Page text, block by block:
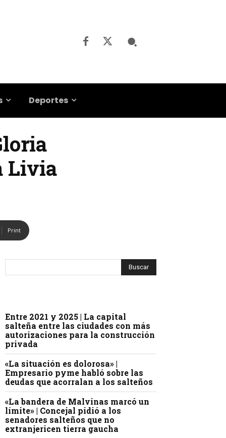
Deportes
Livia
Print
Entre 2021 y 2025 | La capital
salteña entre las ciudades con más
autorizaciones para la construcción
privada
«La situación es dolorosa» |
Empresario pyme habló sobre las
deudas que acorralan a los salteños
«La bandera de Malvinas marcó un
límite» | Concejal pidió a los
senadores salteños que no
extranjericen tierra gaucha